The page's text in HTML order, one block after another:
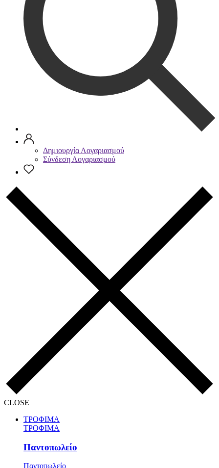
Δημιουργία Λογαριασμού
Σύνδεση Λογαριασμού
CLOSE
ΤΡΟΦΙΜΑ
ΤΡΟΦΙΜΑ
Παντοπωλείο
Παντοπωλείο